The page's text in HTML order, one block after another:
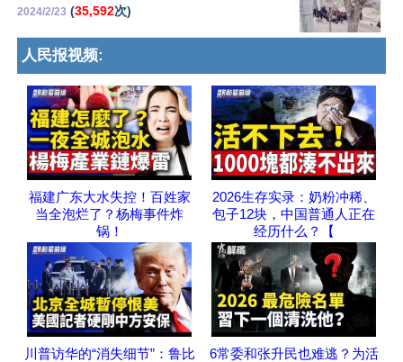
2024/2/23 (35,592次)
人民报视频:
福建广东大水失控！百姓家
当全泡烂了？杨梅事件炸
锅！
2026生存实录：奶粉冲稀、
包子12块，中国普通人正在
经历什么？【
川普访华的“消失细节”：鲁比
6常委和张升民也难逃？为活